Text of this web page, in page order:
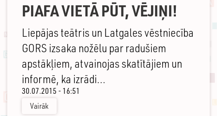
PIAFA VIETĀ PŪT, VĒJIŅI!
Liepājas teātris un Latgales vēstniecība
GORS izsaka nožēlu par radušiem
apstākļiem, atvainojas skatītājiem un
informē, ka izrādi...
30.07.2015 - 16:51
Vairāk